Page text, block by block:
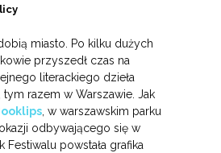
miasto. Po kilku dużych
przyszedł czas na
literackiego dzieła
razem w Warszawie. Jak
, w warszawskim parku
odbywającego się w
Festiwalu powstała grafika